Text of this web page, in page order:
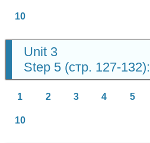
10
Unit 3
Step 5 (стр. 127-132):
1 2 3 4 5
10